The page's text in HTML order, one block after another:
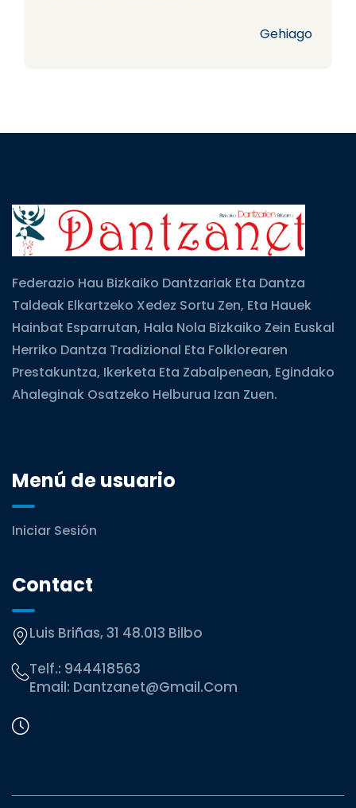
Gehiago
Federazio Hau Bizkaiko Dantzariak Eta Dantza
Taldeak Elkartzeko Xedez Sortu Zen, Eta Hauek
Hainbat Esparrutan, Hala Nola Bizkaiko Zein Euskal
Herriko Dantza Tradizional Eta Folklorearen
Prestakuntza, Ikerketa Eta Zabalpenean, Egindako
Ahaleginak Osatzeko Helburua Izan Zuen.
Menú de usuario
Iniciar Sesión
Contact
Luis Briñas, 31 48.013 Bilbo
Telf.: 944418563
Email: Dantzanet@gmail.com